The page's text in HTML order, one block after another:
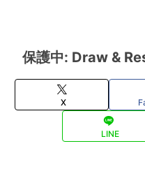
保護中: Draw &
X
LINE